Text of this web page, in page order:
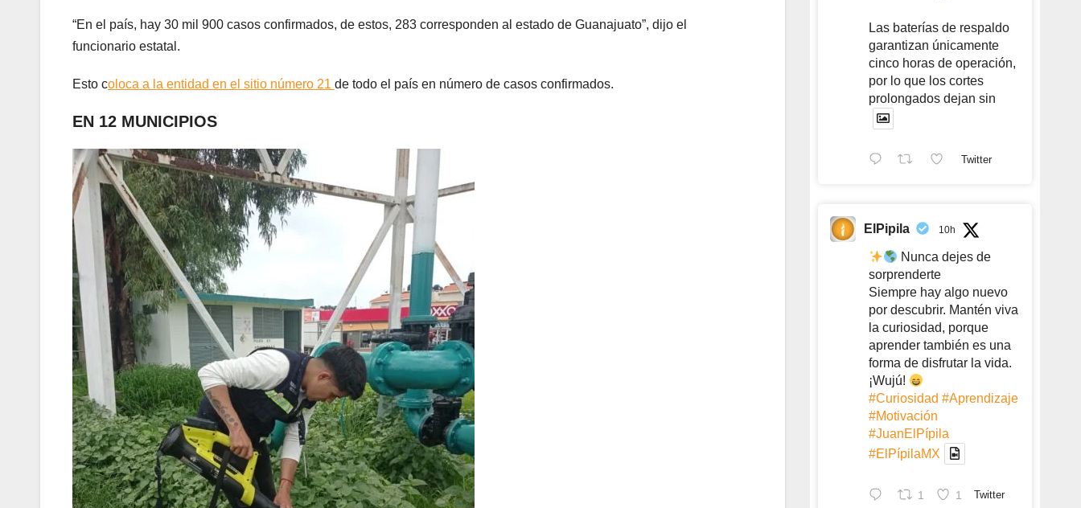
“En el país, hay 30 mil 900 casos confirmados, de estos, 283 corresponden al estado de Guanajuato”, dijo el
funcionario estatal.
Esto coloca a la entidad en el sitio número 21 de todo el país en número de casos confirmados.
EN 12 MUNICIPIOS
Las baterías de respaldo
garantizan únicamente
cinco horas de operación,
por lo que los cortes
prolongados dejan sin
Twitter
ElPipila 10h
Nunca dejes de
sorprenderte
Siempre hay algo nuevo
por descubrir. Mantén viva
la curiosidad, porque
aprender también es una
forma de disfrutar la vida.
¡Wujú!
#Curiosidad #Aprendizaje
#Motivación
#JuanElPípila
#ElPípilaMX
1 1 Twitter